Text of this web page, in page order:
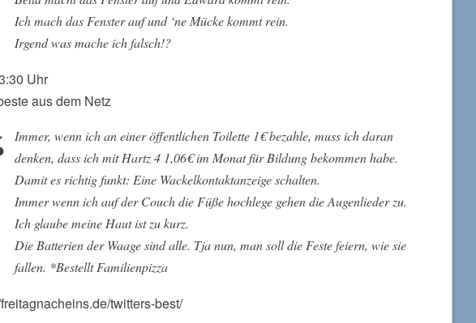
Ich mach das Fenster auf und ‘ne Mücke kommt rein.
Irgend was mache ich falsch!?
Uhr
aus dem Netz
Immer, wenn ich an einer öffentlichen Toilette 1€ bezahle, muss ich daran
denken, dass ich mit Hartz 4 1,06€ im Monat für Bildung bekommen habe.
Damit es richtig funkt: Eine Wackelkontaktanzeige schalten.
Immer wenn ich auf der Couch die Füße hochlege gehen die Augenlieder zu.
Ich glaube meine Haut ist zu kurz.
Die Batterien der Waage sind alle. Tja nun, man soll die Feste feiern, wie sie
fallen. *Bestellt Familienpizza
twitters-best/